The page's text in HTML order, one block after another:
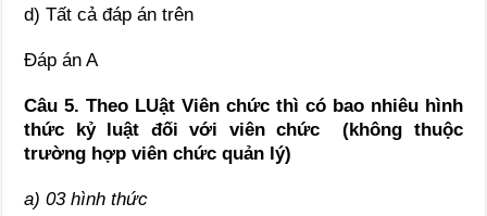
d) Tất cả đáp án trên
Đáp án A
Câu 5. Theo LUật Viên chức thì có bao nhiêu hình
thức kỷ luật đối với viên chức (không thuộc
trường hợp viên chức quản lý)
a) 03 hình thức